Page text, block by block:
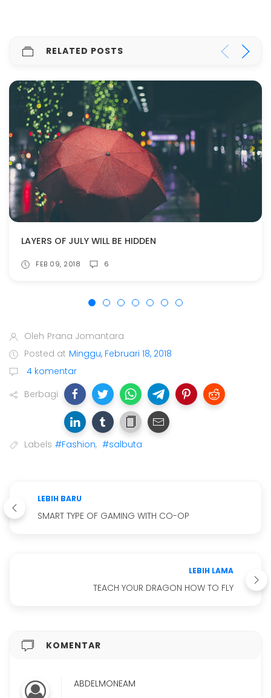
RELATED POSTS
LAYERS OF JULY WILL BE HIDDEN
FEB 09, 2018 6
Oleh Prana Jomantara
Posted at Minggu, Februari 18, 2018
4 komentar
Berbagi
Labels #Fashion, #salbuta
LEBIH BARU
SMART TYPE OF GAMING WITH CO-OP
LEBIH LAMA
TEACH YOUR DRAGON HOW TO FLY
KOMENTAR
ABDELMONEAM